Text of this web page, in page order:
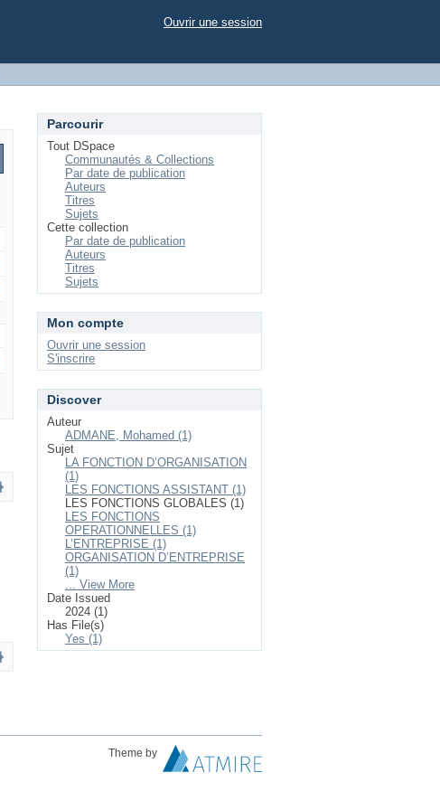
Ouvrir une session
Parcourir
Tout DSpace
Communautés & Collections
Par date de publication
Auteurs
Titres
Sujets
Cette collection
Par date de publication
Auteurs
Titres
Sujets
Mon compte
Ouvrir une session
S'inscrire
Discover
Auteur
ADMANE, Mohamed (1)
Sujet
LA FONCTION D’ORGANISATION
(1)
LES FONCTIONS ASSISTANT (1)
LES FONCTIONS GLOBALES (1)
LES FONCTIONS
OPERATIONNELLES (1)
L’ENTREPRISE (1)
ORGANISATION D’ENTREPRISE
(1)
... View More
Date Issued
2024 (1)
Has File(s)
Yes (1)
Theme by